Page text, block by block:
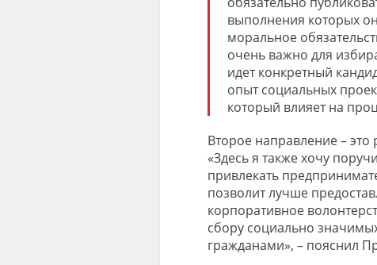
выполнения которых
моральное
очень важно для
идет конкретный
опыт социальных
который влияет на
Второе направление –
«Здесь я также хочу
привлекать
позволит лучше
корпоративное
сбору социально
гражданами», – пояснил